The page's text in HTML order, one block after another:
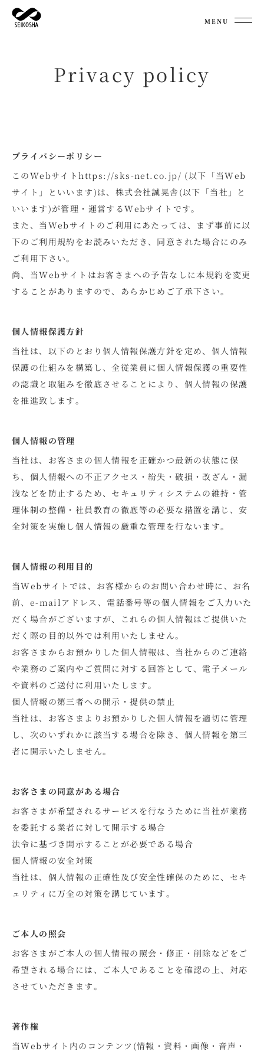
MENU
Privacy policy
プライバシーポリシー
このWebサイトhttps://sks-net.co.jp/ (以下「当Web
サイト」といいます)は、株式会社誠晃舎(以下「当社」と
いいます)が管理・運営するWebサイトです。
また、当Webサイトのご利用にあたっては、まず事前に以
下のご利用規約をお読みいただき、同意された場合にのみ
ご利用下さい。
尚、当Webサイトはお客さまへの予告なしに本規約を変更
することがありますので、あらかじめご了承下さい。
個人情報保護方針
当社は、以下のとおり個人情報保護方針を定め、個人情報
保護の仕組みを構築し、全従業員に個人情報保護の重要性
の認識と取組みを徹底させることにより、個人情報の保護
を推進致します。
個人情報の管理
当社は、お客さまの個人情報を正確かつ最新の状態に保
ち、個人情報への不正アクセス・紛失・破損・改ざん・漏
洩などを防止するため、セキュリティシステムの維持・管
理体制の整備・社員教育の徹底等の必要な措置を講じ、安
全対策を実施し個人情報の厳重な管理を行ないます。
個人情報の利用目的
当Webサイトでは、お客様からのお問い合わせ時に、お名
前、e-mailアドレス、電話番号等の個人情報をご入力いた
だく場合がございますが、これらの個人情報はご提供いた
だく際の目的以外では利用いたしません。
お客さまからお預かりした個人情報は、当社からのご連絡
や業務のご案内やご質問に対する回答として、電子メール
や資料のご送付に利用いたします。
個人情報の第三者への開示・提供の禁止
当社は、お客さまよりお預かりした個人情報を適切に管理
し、次のいずれかに該当する場合を除き、個人情報を第三
者に開示いたしません。
お客さまの同意がある場合
お客さまが希望されるサービスを行なうために当社が業務
を委託する業者に対して開示する場合
法令に基づき開示することが必要である場合
個人情報の安全対策
当社は、個人情報の正確性及び安全性確保のために、セキ
ュリティに万全の対策を講じています。
ご本人の照会
お客さまがご本人の個人情報の照会・修正・削除などをご
希望される場合には、ご本人であることを確認の上、対応
させていただきます。
著作権
当Webサイト内のコンテンツ(情報・資料・画像・音声・